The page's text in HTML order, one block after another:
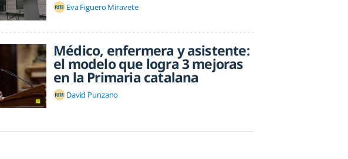
Eva Figuero Miravete
Médico, enfermera y asistente:
el modelo que logra 3 mejoras
en la Primaria catalana
David Punzano